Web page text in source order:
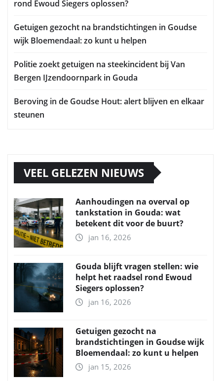
rond Ewoud Siegers oplossen?
Getuigen gezocht na brandstichtingen in Goudse
wijk Bloemendaal: zo kunt u helpen
Politie zoekt getuigen na steekincident bij Van
Bergen IJzendoornpark in Gouda
Beroving in de Goudse Hout: alert blijven en elkaar
steunen
VEEL GELEZEN NIEUWS
Aanhoudingen na overval op
tankstation in Gouda: wat
betekent dit voor de buurt?
jan 16, 2026
Gouda blijft vragen stellen: wie
helpt het raadsel rond Ewoud
Siegers oplossen?
jan 16, 2026
Getuigen gezocht na
brandstichtingen in Goudse wijk
Bloemendaal: zo kunt u helpen
jan 15, 2026